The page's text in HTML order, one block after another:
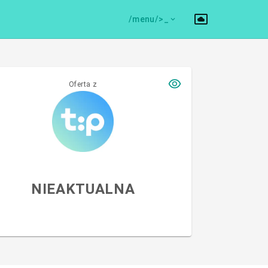
/menu/>
Oferta z
NIEAKTUALNA